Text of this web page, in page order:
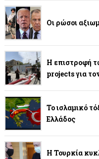
Οι ρώσοι
Η επιστροφή
projects για
Το ισλαμικό
Ελλάδος
Η Τουρκία